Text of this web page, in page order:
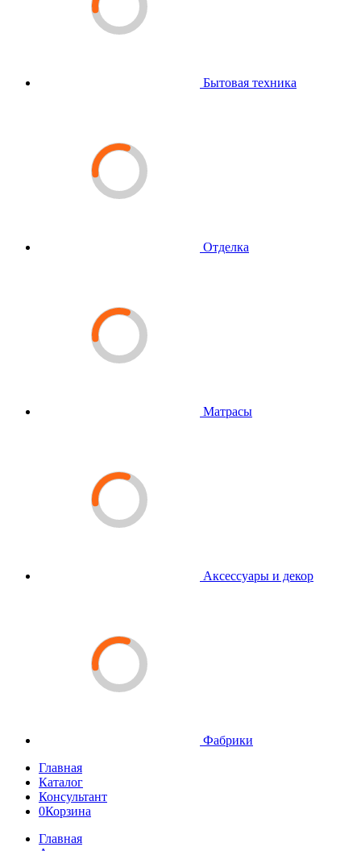
Бытовая техника
Отделка
Матрасы
Аксессуары и декор
Фабрики
Главная
Каталог
Консультант
0Корзина
Главная